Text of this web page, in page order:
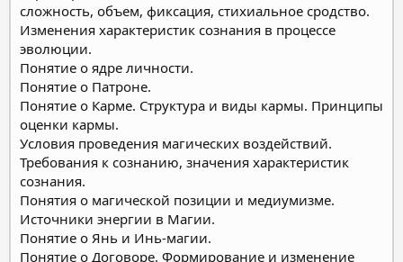
сложность, объем, фиксация, стихиальное сродство.
Изменения характеристик сознания в процессе
эволюции.
Понятие о ядре личности.
Понятие о Патроне.
Понятие о Карме. Структура и виды кармы. Принципы
оценки кармы.
Условия проведения магических воздействий.
Требования к сознанию, значения характеристик
сознания.
Понятия о магической позиции и медиумизме.
Источники энергии в Магии.
Понятие о Янь и Инь-магии.
Понятие о Договоре. Формирование и изменение